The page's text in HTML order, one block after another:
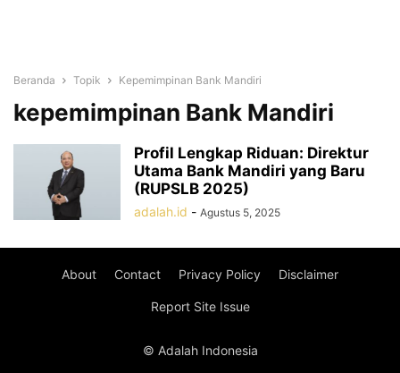
Beranda Topik Kepemimpinan Bank Mandiri
kepemimpinan Bank Mandiri
Profil Lengkap Riduan: Direktur
Utama Bank Mandiri yang Baru
(RUPSLB 2025)
adalah.id - Agustus 5, 2025
About Contact Privacy Policy Disclaimer
Report Site Issue
© Adalah Indonesia